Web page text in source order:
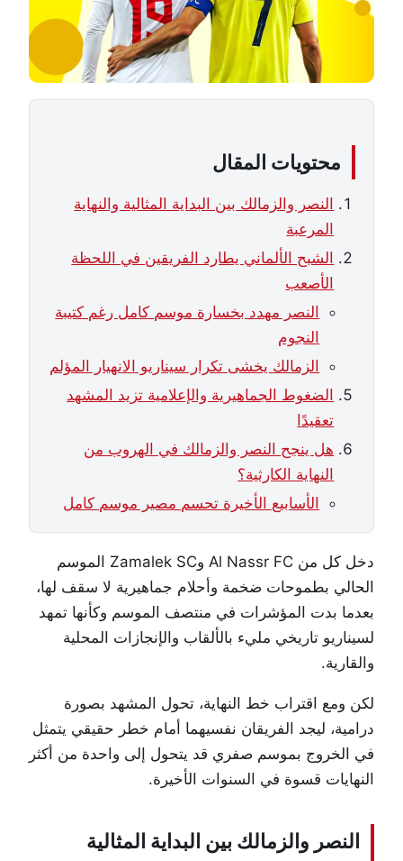
محتويات المقال
النصر والزمالك بين البداية المثالية والنهاية
المرعبة
الشبح الألماني يطارد الفريقين في اللحظة
الأصعب
النصر مهدد بخسارة موسم كامل رغم كتيبة
النجوم
الزمالك يخشى تكرار سيناريو الانهيار المؤلم
الضغوط الجماهيرية والإعلامية تزيد المشهد
تعقيدًا
هل ينجح النصر والزمالك في الهروب من
النهاية الكارثية؟
الأسابيع الأخيرة تحسم مصير موسم كامل
دخل كل من Al Nassr FC وZamalek SC الموسم
الحالي بطموحات ضخمة وأحلام جماهيرية لا سقف لها،
بعدما بدت المؤشرات في منتصف الموسم وكأنها تمهد
لسيناريو تاريخي مليء بالألقاب والإنجازات المحلية
والقارية.
لكن ومع اقتراب خط النهاية، تحول المشهد بصورة
درامية، ليجد الفريقان نفسيهما أمام خطر حقيقي يتمثل
في الخروج بموسم صفري قد يتحول إلى واحدة من أكثر
النهايات قسوة في السنوات الأخيرة.
النصر والزمالك بين البداية المثالية